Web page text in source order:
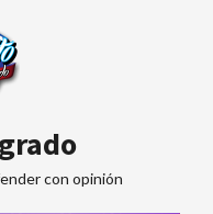
con opinión